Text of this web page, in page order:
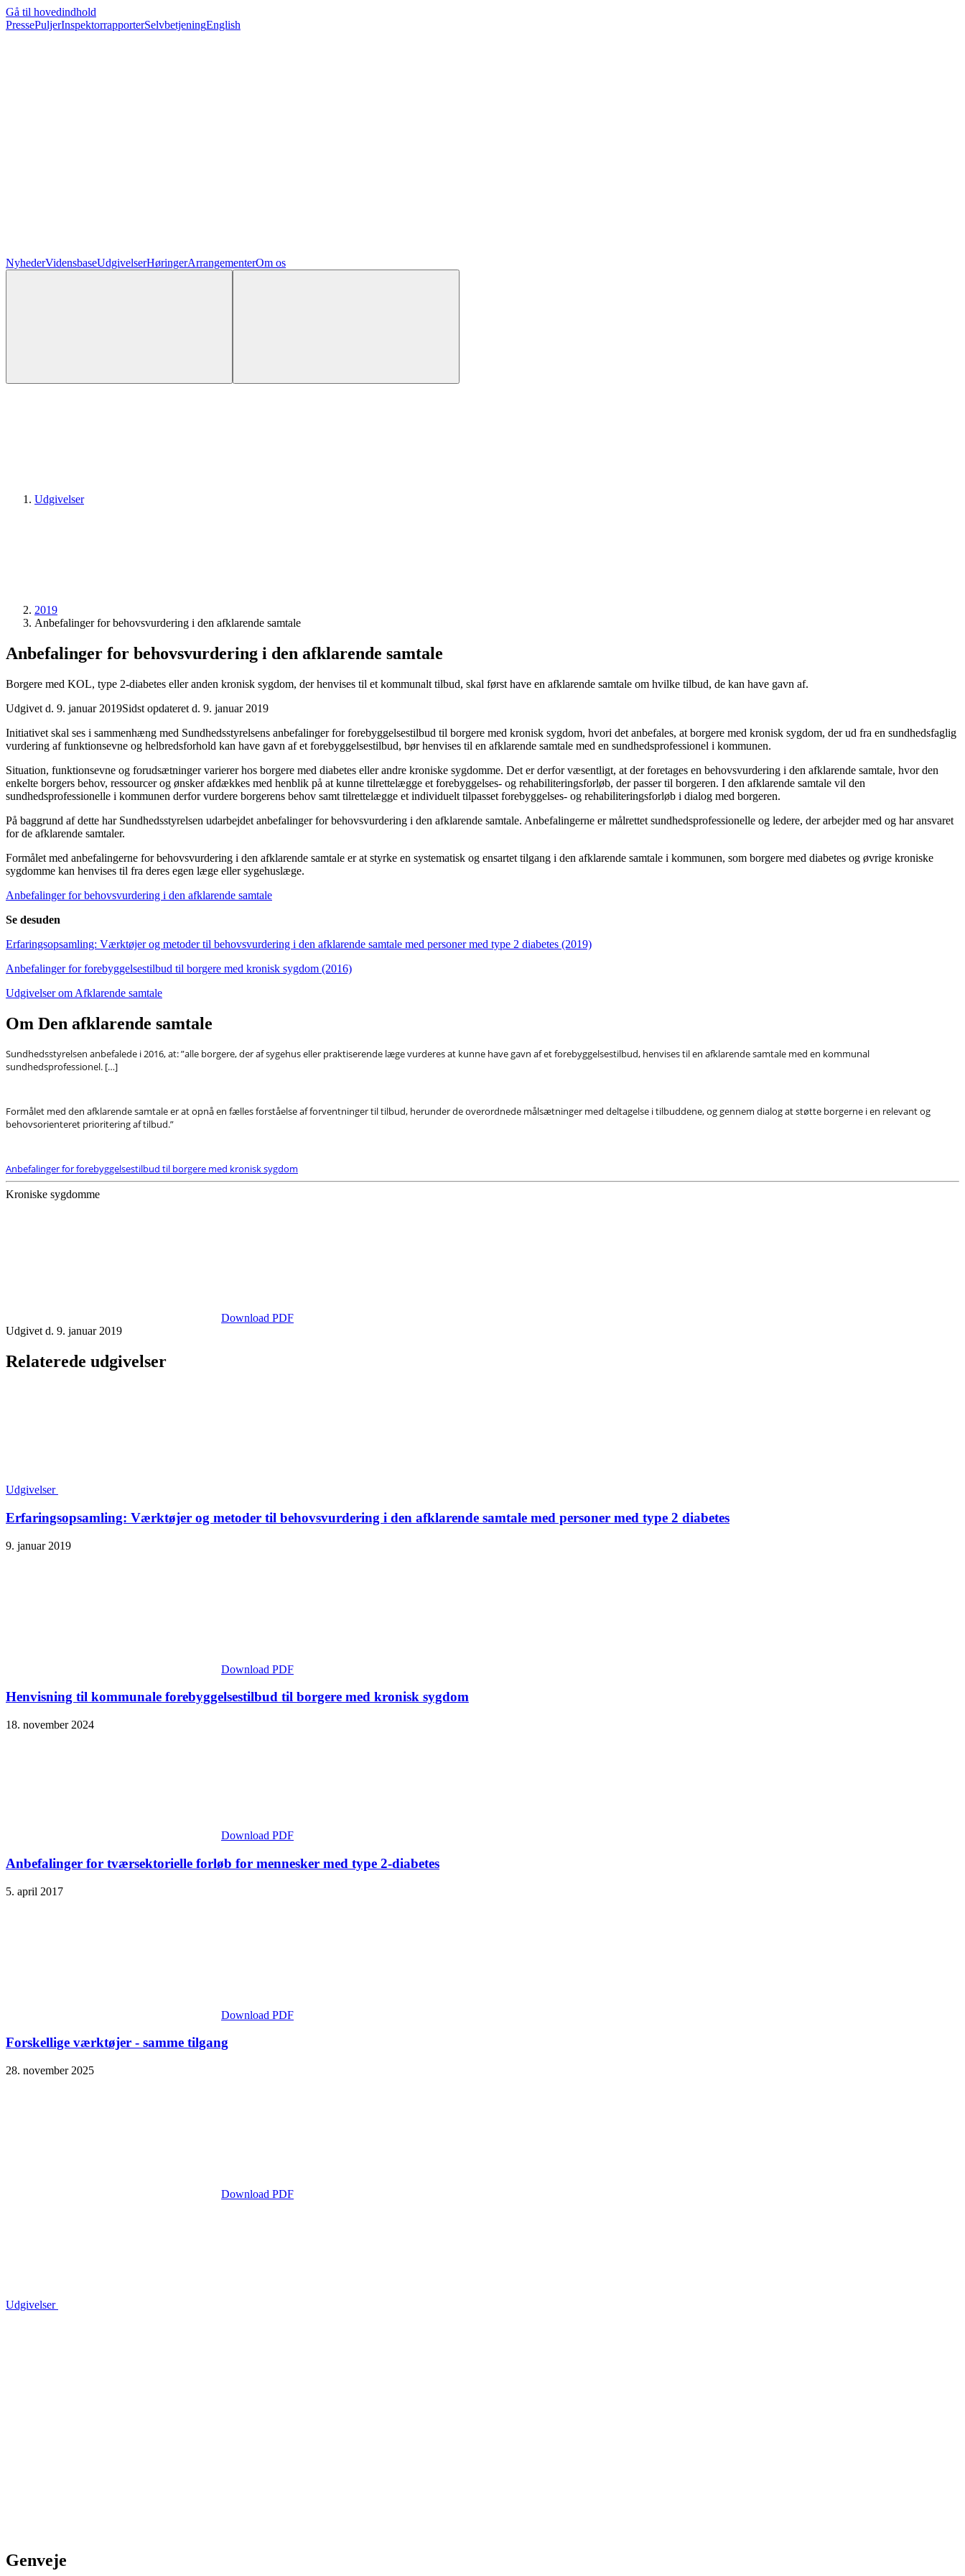
Gå til hovedindhold
PressePuljerInspektorrapporterSelvbetjeningEnglish
NyhederVidensbaseUdgivelserHøringerArrangementerOm os
Udgivelser
2019
Anbefalinger for behovsvurdering i den afklarende samtale
Anbefalinger for behovsvurdering i den afklarende samtale
Borgere med KOL, type 2-diabetes eller anden kronisk sygdom, der henvises til et kommunalt tilbud, skal først have en afklarende samtale om hvilke tilbud, de kan have gavn af.
Udgivet d. 9. januar 2019Sidst opdateret d. 9. januar 2019
Initiativet skal ses i sammenhæng med Sundhedsstyrelsens anbefalinger for forebyggelsestilbud til borgere med kronisk sygdom, hvori det anbefales, at borgere med kronisk sygdom, der ud fra en sundhedsfaglig
vurdering af funktionsevne og helbredsforhold kan have gavn af et forebyggelsestilbud, bør henvises til en afklarende samtale med en sundhedsprofessionel i kommunen.
Situation, funktionsevne og forudsætninger varierer hos borgere med diabetes eller andre kroniske sygdomme. Det er derfor væsentligt, at der foretages en behovsvurdering i den afklarende samtale, hvor den
enkelte borgers behov, ressourcer og ønsker afdækkes med henblik på at kunne tilrettelægge et forebyggelses- og rehabiliteringsforløb, der passer til borgeren. I den afklarende samtale vil den
sundhedsprofessionelle i kommunen derfor vurdere borgerens behov samt tilrettelægge et individuelt tilpasset forebyggelses- og rehabiliteringsforløb i dialog med borgeren.
På baggrund af dette har Sundhedsstyrelsen udarbejdet anbefalinger for behovsvurdering i den afklarende samtale. Anbefalingerne er målrettet sundhedsprofessionelle og ledere, der arbejder med og har ansvaret
for de afklarende samtaler.
Formålet med anbefalingerne for behovsvurdering i den afklarende samtale er at styrke en systematisk og ensartet tilgang i den afklarende samtale i kommunen, som borgere med diabetes og øvrige kroniske
sygdomme kan henvises til fra deres egen læge eller sygehuslæge.
Anbefalinger for behovsvurdering i den afklarende samtale
Se desuden
Erfaringsopsamling: Værktøjer og metoder til behovsvurdering i den afklarende samtale med personer med type 2 diabetes (2019)
Anbefalinger for forebyggelsestilbud til borgere med kronisk sygdom (2016)
Udgivelser om Afklarende samtale
Om Den afklarende samtale
Sundhedsstyrelsen anbefalede i 2016, at: ”alle borgere, der af sygehus eller praktiserende læge vurderes at kunne have gavn af et forebyggelsestilbud, henvises til en afklarende samtale med en kommunal
sundhedsprofessionel. […]
Formålet med den afklarende samtale er at opnå en fælles forståelse af forventninger til tilbud, herunder de overordnede målsætninger med deltagelse i tilbuddene, og gennem dialog at støtte borgerne i en relevant og
behovsorienteret prioritering af tilbud.”
Anbefalinger for forebyggelsestilbud til borgere med kronisk sygdom
Kroniske sygdomme
Download PDF
Udgivet d. 9. januar 2019
Relaterede udgivelser
Udgivelser
Erfaringsopsamling: Værktøjer og metoder til behovsvurdering i den afklarende samtale med personer med type 2 diabetes
9. januar 2019
Download PDF
Henvisning til kommunale forebyggelsestilbud til borgere med kronisk sygdom
18. november 2024
Download PDF
Anbefalinger for tværsektorielle forløb for mennesker med type 2-diabetes
5. april 2017
Download PDF
Forskellige værktøjer - samme tilgang
28. november 2025
Download PDF
Udgivelser
Genveje